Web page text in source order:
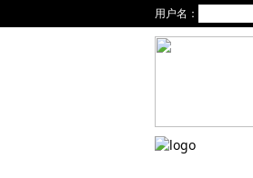
用户名：